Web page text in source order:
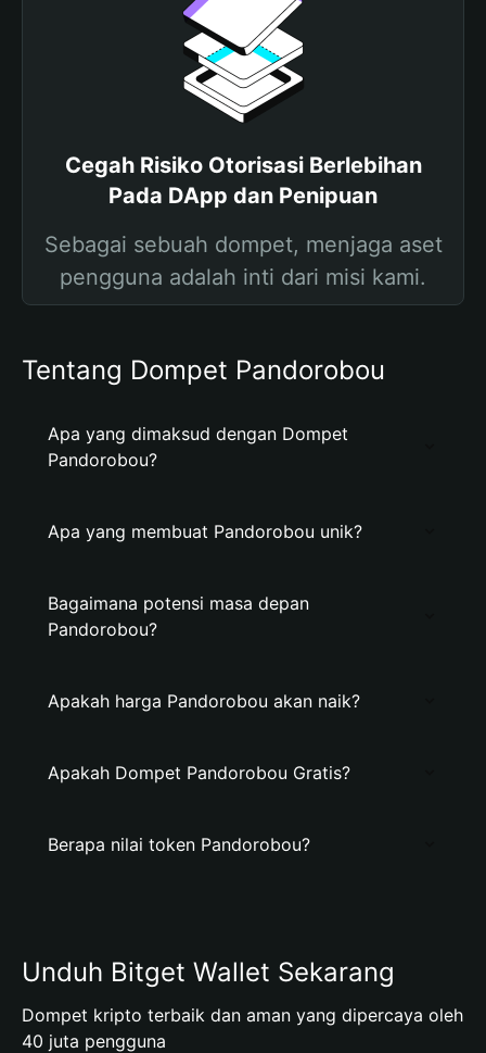
Cegah Risiko Otorisasi Berlebihan
Pada DApp dan Penipuan
Sebagai sebuah dompet, menjaga aset
pengguna adalah inti dari misi kami.
Tentang Dompet Pandorobou
Apa yang dimaksud dengan Dompet
Pandorobou?
Apa yang membuat Pandorobou unik?
Bagaimana potensi masa depan
Pandorobou?
Apakah harga Pandorobou akan naik?
Apakah Dompet Pandorobou Gratis?
Berapa nilai token Pandorobou?
Unduh Bitget Wallet Sekarang
Dompet kripto terbaik dan aman yang dipercaya oleh
40 juta pengguna